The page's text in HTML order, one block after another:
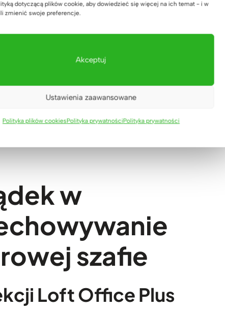
dotyczącą plików cookie, aby dowiedzieć się więcej na ich temat - i w
zmienić swoje preferencje.
Akceptuj
Ustawienia zaawansowane
Polityka plików cookiesPolityka prywatnościPolityka prywatności
w biurowej szafie
w
szafie
Loft Office Plus